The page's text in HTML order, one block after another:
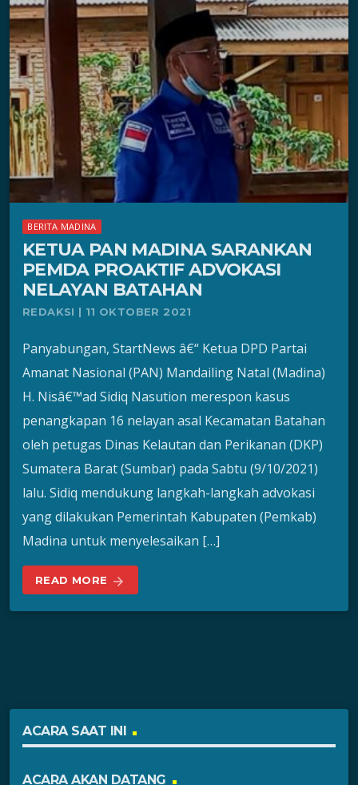
BERITA MADINA
KETUA PAN MADINA SARANKAN
PEMDA PROAKTIF ADVOKASI
NELAYAN BATAHAN
REDAKSI | 11 OKTOBER 2021
Panyabungan, StartNews â€“ Ketua DPD Partai
Amanat Nasional (PAN) Mandailing Natal (Madina)
H. Nisâ€™ad Sidiq Nasution merespon kasus
penangkapan 16 nelayan asal Kecamatan Batahan
oleh petugas Dinas Kelautan dan Perikanan (DKP)
Sumatera Barat (Sumbar) pada Sabtu (9/10/2021)
lalu. Sidiq mendukung langkah-langkah advokasi
yang dilakukan Pemerintah Kabupaten (Pemkab)
Madina untuk menyelesaikan […]
READ MORE arrow_forward
ACARA SAAT INI
ACARA AKAN DATANG